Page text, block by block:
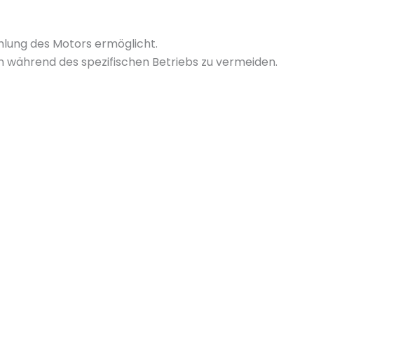
des Motors ermöglicht.
während des spezifischen Betriebs zu vermeiden.